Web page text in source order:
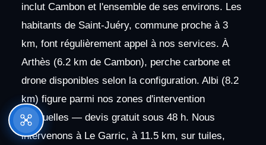
inclut Cambon et l'ensemble de ses environs. Les
habitants de Saint-Juéry, commune proche à 3
km, font régulièrement appel à nos services. À
Arthès (6.2 km de Cambon), perche carbone et
drone disponibles selon la configuration. Albi (8.2
km) figure parmi nos zones d'intervention
habituelles — devis gratuit sous 48 h. Nous
intervenons à Le Garric, à 11.5 km, sur tuiles,